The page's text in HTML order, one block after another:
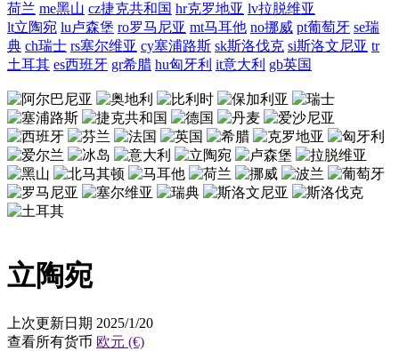
荷兰 me黑山 cz捷克共和国 hr克罗地亚 lv拉脱维亚
lt立陶宛 lu卢森堡 ro罗马尼亚 mt马耳他 no挪威 pt葡萄牙 se瑞
典 ch瑞士 rs塞尔维亚 cy塞浦路斯 sk斯洛伐克 si斯洛文尼亚 tr
土耳其 es西班牙 gr希腊 hu匈牙利 it意大利 gb英国
立陶宛
上次更新日期 2025/1/20
查看所有货币 欧元 (€)